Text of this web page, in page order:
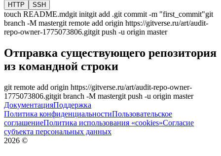
HTTP SSH
touch README.mdgit initgit add .git commit -m "first_commit"git
branch -M mastergit remote add origin https://gitverse.ru/art/audit-
repo-owner-1775073806.gitgit push -u origin master
Отправка существующего репозитория
из командной строки
git remote add origin https://gitverse.ru/art/audit-repo-owner-
1775073806.gitgit branch -M mastergit push -u origin master
ДокументацияПоддержка
Политика конфиденциальностиПользовательское
соглашениеПолитика использования «cookies»Согласие
субъекта персональных данных
2026 ©